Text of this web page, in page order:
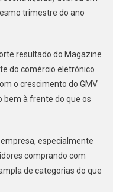
trimestre do ano
resultado do Magazine
do comércio eletrônico
o crescimento do GMV
bem à frente do que os
especialmente
comprando com
de categorias do que